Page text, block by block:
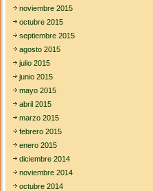
noviembre 2015
octubre 2015
septiembre 2015
agosto 2015
julio 2015
junio 2015
mayo 2015
abril 2015
marzo 2015
febrero 2015
enero 2015
diciembre 2014
noviembre 2014
octubre 2014